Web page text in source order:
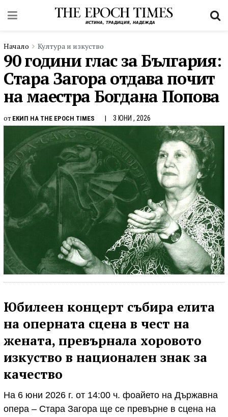
Начало Култура и изкуство
90 години глас за България:
Стара Загора отдава почит
на маестра Богдана Попова
от ЕКИП НА THE EPOCH TIMES 3 ЮНИ , 2026
Юбилеен концерт събира елита
на оперната сцена в чест на
жената, превърнала хоровото
изкуство в национален знак за
качество
На 6 юни 2026 г. от 14:00 ч. фоайето на Държавна
опера – Стара Загора ще се превърне в сцена на